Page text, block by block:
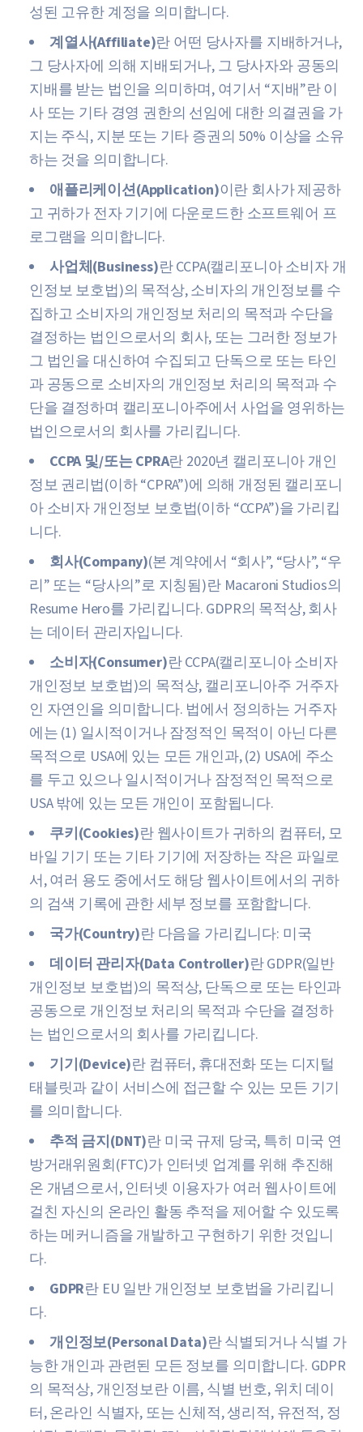
성된 고유한 계정을 의미합니다.
계열사(Affiliate)란 어떤 당사자를 지배하거나,
그 당사자에 의해 지배되거나, 그 당사자와 공동의
지배를 받는 법인을 의미하며, 여기서 “지배”란 이
사 또는 기타 경영 권한의 선임에 대한 의결권을 가
지는 주식, 지분 또는 기타 증권의 50% 이상을 소유
하는 것을 의미합니다.
애플리케이션(Application)이란 회사가 제공하
고 귀하가 전자 기기에 다운로드한 소프트웨어 프
로그램을 의미합니다.
사업체(Business)란 CCPA(캘리포니아 소비자 개
인정보 보호법)의 목적상, 소비자의 개인정보를 수
집하고 소비자의 개인정보 처리의 목적과 수단을
결정하는 법인으로서의 회사, 또는 그러한 정보가
그 법인을 대신하여 수집되고 단독으로 또는 타인
과 공동으로 소비자의 개인정보 처리의 목적과 수
단을 결정하며 캘리포니아주에서 사업을 영위하는
법인으로서의 회사를 가리킵니다.
CCPA 및/또는 CPRA란 2020년 캘리포니아 개인
정보 권리법(이하 “CPRA”)에 의해 개정된 캘리포니
아 소비자 개인정보 보호법(이하 “CCPA”)을 가리킵
니다.
회사(Company)(본 계약에서 “회사”, “당사”, “우
리” 또는 “당사의”로 지칭됨)란 Macaroni Studios의
Resume Hero를 가리킵니다. GDPR의 목적상, 회사
는 데이터 관리자입니다.
소비자(Consumer)란 CCPA(캘리포니아 소비자
개인정보 보호법)의 목적상, 캘리포니아주 거주자
인 자연인을 의미합니다. 법에서 정의하는 거주자
에는 (1) 일시적이거나 잠정적인 목적이 아닌 다른
목적으로 USA에 있는 모든 개인과, (2) USA에 주소
를 두고 있으나 일시적이거나 잠정적인 목적으로
USA 밖에 있는 모든 개인이 포함됩니다.
쿠키(Cookies)란 웹사이트가 귀하의 컴퓨터, 모
바일 기기 또는 기타 기기에 저장하는 작은 파일로
서, 여러 용도 중에서도 해당 웹사이트에서의 귀하
의 검색 기록에 관한 세부 정보를 포함합니다.
국가(Country)란 다음을 가리킵니다: 미국
데이터 관리자(Data Controller)란 GDPR(일반
개인정보 보호법)의 목적상, 단독으로 또는 타인과
공동으로 개인정보 처리의 목적과 수단을 결정하
는 법인으로서의 회사를 가리킵니다.
기기(Device)란 컴퓨터, 휴대전화 또는 디지털
태블릿과 같이 서비스에 접근할 수 있는 모든 기기
를 의미합니다.
추적 금지(DNT)란 미국 규제 당국, 특히 미국 연
방거래위원회(FTC)가 인터넷 업계를 위해 추진해
온 개념으로서, 인터넷 이용자가 여러 웹사이트에
걸친 자신의 온라인 활동 추적을 제어할 수 있도록
하는 메커니즘을 개발하고 구현하기 위한 것입니
다.
GDPR란 EU 일반 개인정보 보호법을 가리킵니
다.
개인정보(Personal Data)란 식별되거나 식별 가
능한 개인과 관련된 모든 정보를 의미합니다. GDPR
의 목적상, 개인정보란 이름, 식별 번호, 위치 데이
터, 온라인 식별자, 또는 신체적, 생리적, 유전적, 정